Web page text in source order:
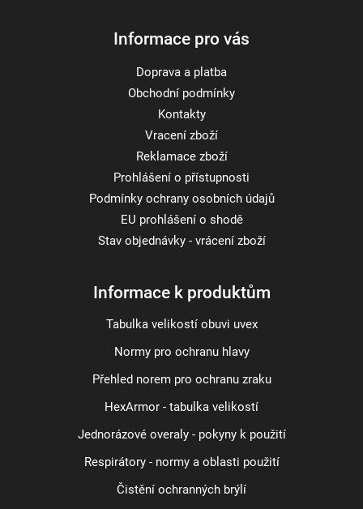
Informace pro vás
Doprava a platba
Obchodní podmínky
Kontakty
Vracení zboží
Reklamace zboží
Prohlášení o přístupnosti
Podmínky ochrany osobních údajů
EU prohlášení o shodě
Stav objednávky - vrácení zboží
Informace k produktům
Tabulka velikostí obuvi uvex
Normy pro ochranu hlavy
Přehled norem pro ochranu zraku
HexArmor - tabulka velikostí
Jednorázové overaly - pokyny k použití
Respirátory - normy a oblasti použití
Čistění ochranných brýlí